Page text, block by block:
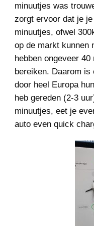
minuutjes was
zorgt ervoor dat je
minuutjes, ofwel
op de markt kunnen
hebben ongeveer
bereiken. Daarom is
door heel Europa
heb gereden (2-3
minuutjes, eet je
auto even quick